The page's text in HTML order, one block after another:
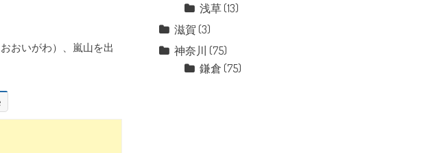
おいがわ）、嵐山を出
浅草 (13)
滋賀 (3)
神奈川 (75)
鎌倉 (75)